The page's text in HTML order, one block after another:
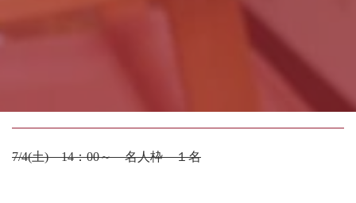
7/4(土) 14：00～ 名人枠 １名